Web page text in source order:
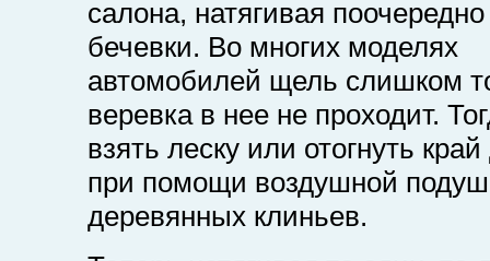
салона, натягивая
бечевки. Во многих моделях
автомобилей щель слишком
веревка в нее не проходит.
взять леску или отогнуть
при помощи воздушной
деревянных клиньев.